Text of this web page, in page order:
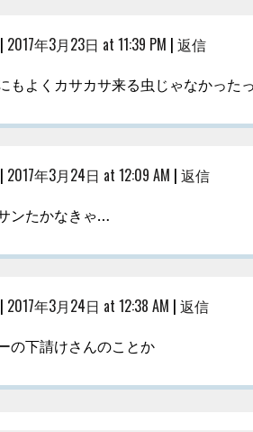
2017年3月23日 at 11:39 PM | 返信
もよくカサカサ来る虫じゃなかった
2017年3月24日 at 12:09 AM | 返信
ンたかなきゃ…
2017年3月24日 at 12:38 AM | 返信
の下請けさんのことか